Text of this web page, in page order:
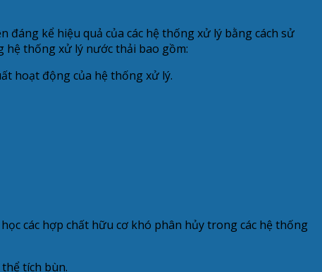
đáng kể hiệu quả của các hệ thống xử lý bằng cách sử
hệ thống xử lý nước thải bao gồm:
hoạt động của hệ thống xử lý.
các hợp chất hữu cơ khó phân hủy trong các hệ thống
tích bùn.